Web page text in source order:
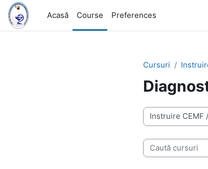
Salt la conţinutul principal
Acasă
Course Preferences
Cursuri
Categorii curs
Caută cursuri